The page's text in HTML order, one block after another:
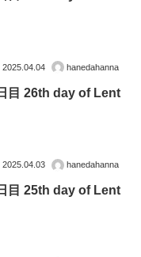
2025.04.04 hanedahanna
目 26th day of Lent
2025.04.03 hanedahanna
目 25th day of Lent